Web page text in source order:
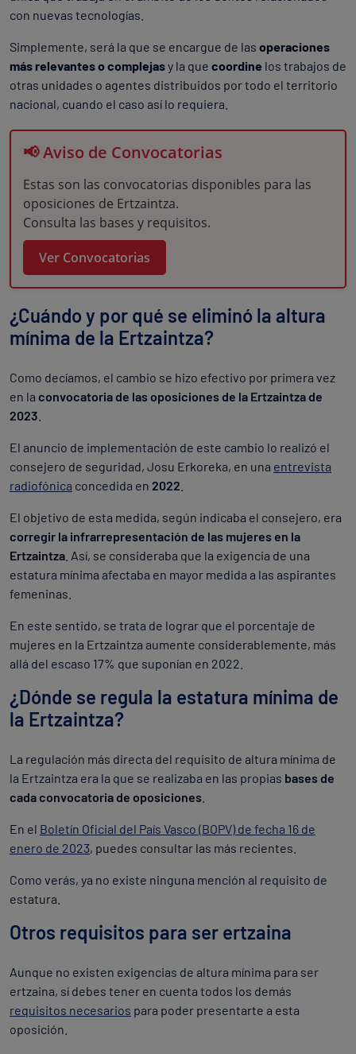
con nuevas tecnologías.
Simplemente, será la que se encargue de las operaciones
más relevantes o complejasy la que coordine los trabajos de
otras unidades o agentes distribuidos por todo el territorio
nacional, cuando el caso así lo requiera.
📢 Aviso de Convocatorias
Estas son las convocatorias disponibles para las
oposiciones de Ertzaintza.
Consulta las bases y requisitos.
Ver Convocatorias
¿Cuándo y por qué se eliminó la altura
mínima de la Ertzaintza?
Como decíamos, el cambio se hizo efectivo por primera vez
en la convocatoria de las oposiciones de la Ertzaintza de
2023
El anuncio de implementación de este cambio lo realizó el
consejero de seguridad, Josu Erkoreka, en una entrevista
radiofónica concedida en 2022
El objetivo de esta medida, según indicaba el consejero, era
corregir la infrarrepresentación de las mujeres en la
Ertzaintza . Así, se consideraba que la exigencia de una
estatura mínima afectaba en mayor medida a las aspirantes
femeninas.
En este sentido, se trata de lograr que el porcentaje de
mujeres en la Ertzaintza aumente considerablemente, más
allá del escaso 17% que suponían en 2022.
¿Dónde se regula la estatura mínima de
la Ertzaintza?
La regulación más directa del requisito de altura mínima de
la Ertzaintza era la que se realizaba en las propias bases de
cada convocatoria de oposiciones
En el Boletín Oficial del País Vasco (BOPV) de fecha 16 de
enero de 2023, puedes consultar las más recientes.
Como verás, ya no existe ninguna mención al requisito de
estatura.
Otros requisitos para ser ertzaina
Aunque no existen exigencias de altura mínima para ser
ertzaina, sí debes tener en cuenta todos los demás
requisitos necesarios para poder presentarte a esta
oposición.